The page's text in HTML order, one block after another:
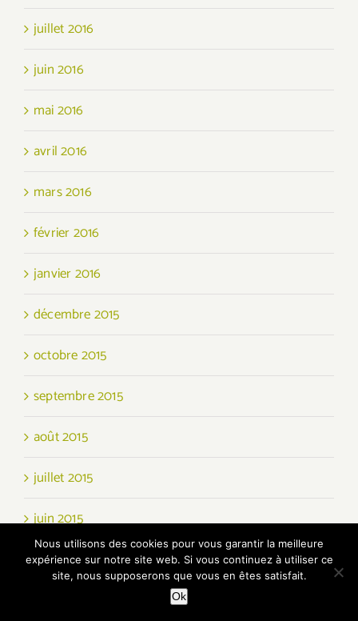
juillet 2016
juin 2016
mai 2016
avril 2016
mars 2016
février 2016
janvier 2016
décembre 2015
octobre 2015
septembre 2015
août 2015
juillet 2015
juin 2015
mai 2015
Nous utilisons des cookies pour vous garantir la meilleure
expérience sur notre site web. Si vous continuez à utiliser ce
site, nous supposerons que vous en êtes satisfait.
Ok